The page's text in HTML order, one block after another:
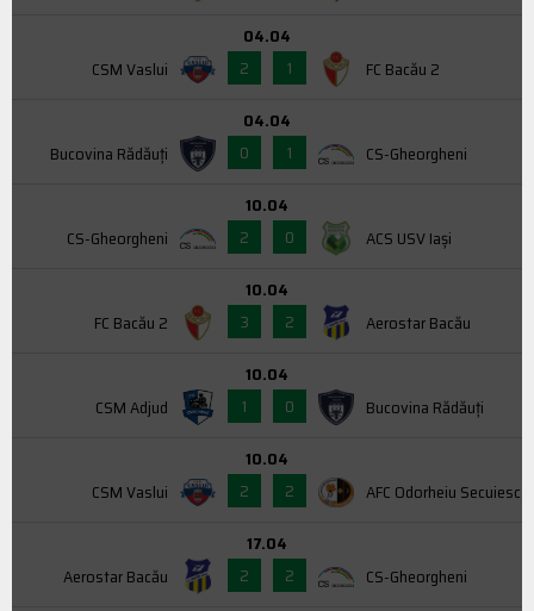
CSM Vaslui
04.04
2
1 FC Bacău 2
Bucovina Rădăuți
04.04
0
1 CS-Gheorgheni
CS-Gheorgheni
10.04
2
0 ACS USV Iaşi
FC Bacău 2
10.04
3
2 Aerostar Bacău
CSM Adjud
10.04
1
0 Bucovina Rădăuți
CSM Vaslui
10.04
2
2 AFC Odorheiu Secuiesc
Aerostar Bacău
17.04
2
2 CS-Gheorgheni